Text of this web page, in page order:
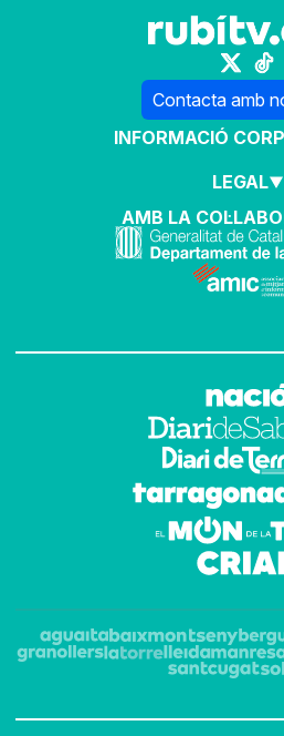
Contacta amb
INFORMACIÓ
LEGAL
AMB LA